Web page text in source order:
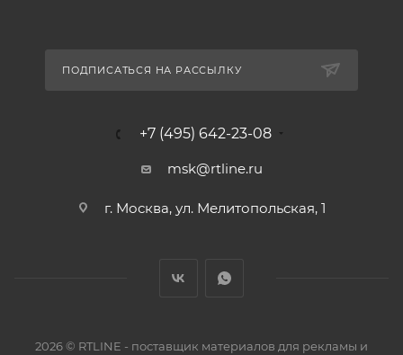
ПОДПИСАТЬСЯ НА РАССЫЛКУ
+7 (495) 642-23-08
msk@rtline.ru
г. Москва, ул. Мелитопольская, 1
2026 © RTLINE - поставщик материалов для рекламы и